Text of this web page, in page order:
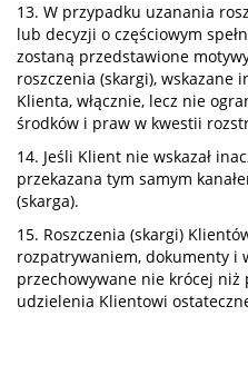
13. W przypadku uzanania
lub decyzji o częściowym
zostaną przedstawione
roszczenia (skargi),
Klienta, włącznie, lecz nie
środków i praw w kwestii
14. Jeśli Klient nie wskazał
przekazana tym samym
(skarga).
15. Roszczenia (skargi)
rozpatrywaniem, dokumenty i
przechowywane nie krócej niż
udzielenia Klientowi